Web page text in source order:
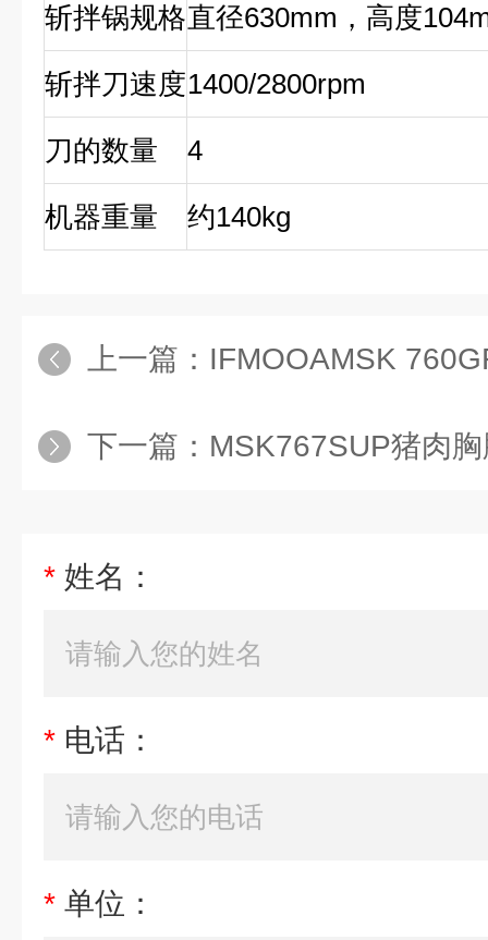
斩拌锅规格直径630mm，高度
斩拌刀速度1400/2800rpm
刀的数量 4
机器重量 约140kg
上一篇： IFMOOAMSK 760GF
下一篇： MSK767SUP猪肉
* 姓名：
* 电话：
* 单位：